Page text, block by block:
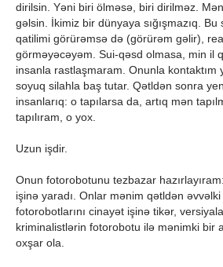
dirilsin. Yəni biri ölməsə, biri dirilməz.
gəlsin. İkimiz bir dünyaya sığışmazıq.
qatilimi görürəmsə də (görürəm gəlir),
görməyəcəyəm. Sui-qəsd olmasa, min il
insanla rastlaşmaram. Onunla kontaktım
soyuq silahla baş tutar. Qətldən sonra
insanlarıq: o tapılarsa da, artıq mən
tapılıram, o yox.
Uzun işdir.
Onun fotorobotunu tezbazar
işinə yaradı. Onlar mənim qətldən əvvəlki
fotorobotlarını cinayət işinə tikər,
kriminalistlərin fotorobotu ilə mənimki bir
oxşar ola.